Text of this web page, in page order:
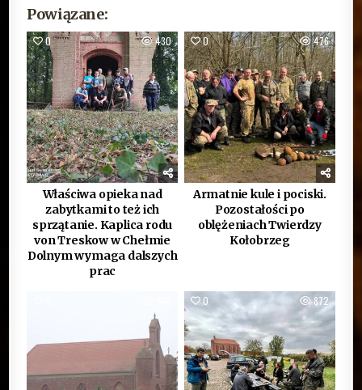
Powiązane:
0 430
Właściwa opieka nad
zabytkami to też ich
sprzątanie. Kaplica rodu
von Treskow w Chełmie
Dolnym wymaga dalszych
prac
0 476
Armatnie kule i pociski.
Pozostałości po
oblężeniach Twierdzy
Kołobrzeg
0 872